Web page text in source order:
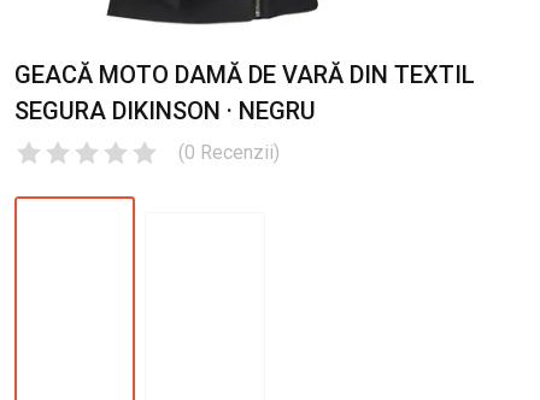
GEACĂ MOTO DAMĂ DE VARĂ DIN TEXTIL
SEGURA DIKINSON · NEGRU
(0 Recenzii)